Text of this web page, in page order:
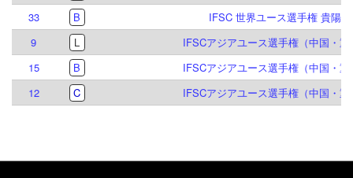
33
B
IFSC 世界ユース選手権 貴陽
9
L
IFSCアジアユース選手権（中国・重
15
B
IFSCアジアユース選手権（中国・重
12
C IFSCアジアユース選手権（中国・重